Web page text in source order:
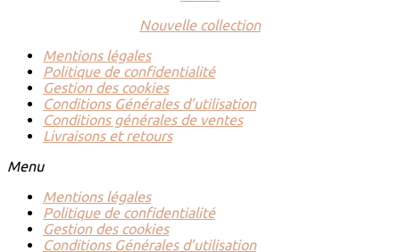
Nouvelle collection
Mentions légales
Politique de confidentialité
Gestion des cookies
Conditions Générales d’utilisation
Conditions générales de ventes
Livraisons et retours
Menu
Mentions légales
Politique de confidentialité
Gestion des cookies
Conditions Générales d’utilisation